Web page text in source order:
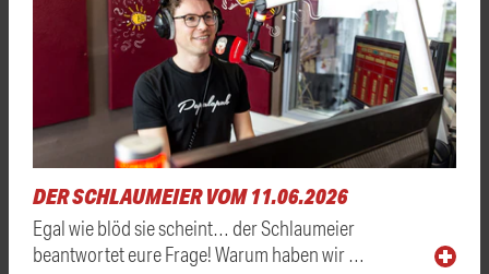
DER SCHLAUMEIER VOM 11.06.2026
Egal wie blöd sie scheint… der Schlaumeier
beantwortet eure Frage! Warum haben wir …